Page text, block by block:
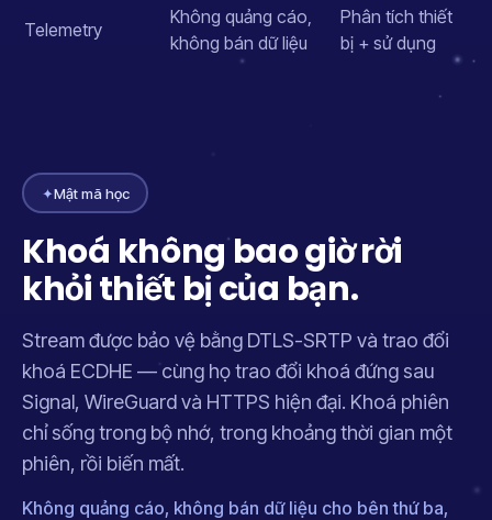
Telemetry
Không quảng cáo,
không bán dữ liệu
Phân tích thiết
bị + sử dụng
✦Mật mã học
Khoá không bao giờ rời
khỏi thiết bị của bạn.
Stream được bảo vệ bằng DTLS-SRTP và trao đổi
khoá ECDHE — cùng họ trao đổi khoá đứng sau
Signal, WireGuard và HTTPS hiện đại. Khoá phiên
chỉ sống trong bộ nhớ, trong khoảng thời gian một
phiên, rồi biến mất.
Không quảng cáo, không bán dữ liệu cho bên thứ ba,